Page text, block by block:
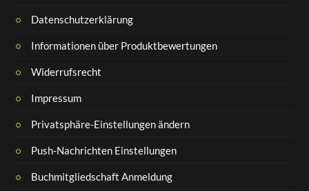
Datenschutzerklärung
Informationen über Produktbewertungen
Widerrufsrecht
Impressum
Privatsphäre-Einstellungen ändern
Push-Nachrichten Einstellungen
Buchmitgliedschaft Anmeldung